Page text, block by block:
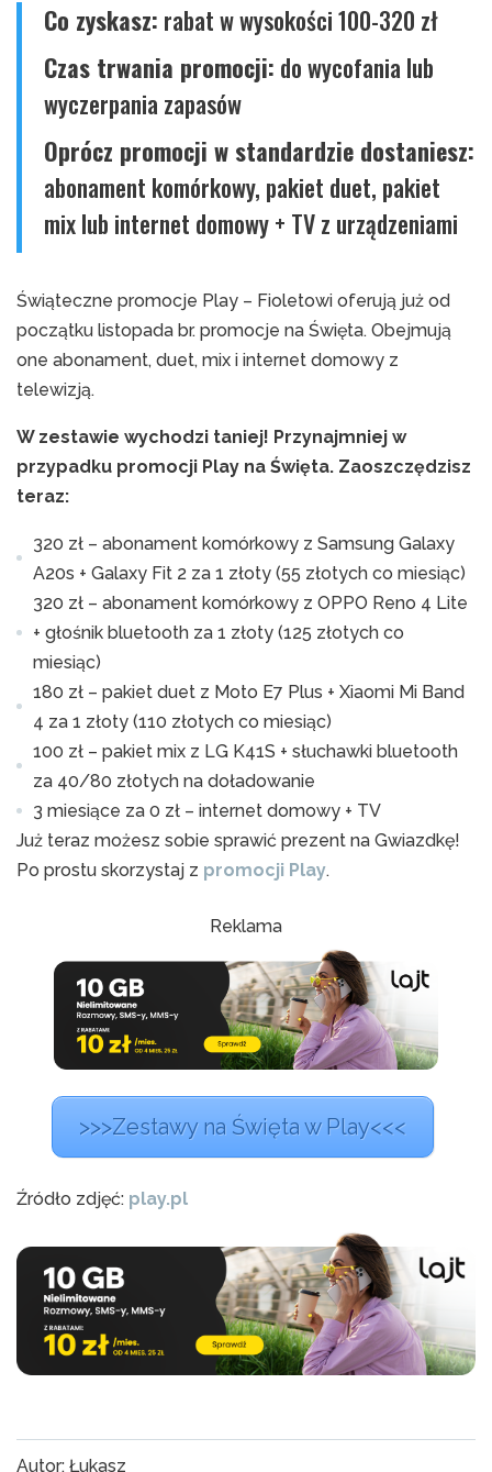
Co zyskasz: rabat w wysokości 100-320 zł
Czas trwania promocji: do wycofania lub
wyczerpania zapasów
Oprócz promocji w standardzie dostaniesz:
abonament komórkowy, pakiet duet, pakiet
mix lub internet domowy + TV z urządzeniami
Świąteczne promocje Play – Fioletowi oferują już od
początku listopada br. promocje na Święta. Obejmują
one abonament, duet, mix i internet domowy z
telewizją.
W zestawie wychodzi taniej! Przynajmniej w
przypadku promocji Play na Święta. Zaoszczędzisz
teraz:
320 zł – abonament komórkowy z Samsung Galaxy
A20s + Galaxy Fit 2 za 1 złoty (55 złotych co miesiąc)
320 zł – abonament komórkowy z OPPO Reno 4 Lite
+ głośnik bluetooth za 1 złoty (125 złotych co
miesiąc)
180 zł – pakiet duet z Moto E7 Plus + Xiaomi Mi Band
4 za 1 złoty (110 złotych co miesiąc)
100 zł – pakiet mix z LG K41S + słuchawki bluetooth
za 40/80 złotych na doładowanie
3 miesiące za 0 zł – internet domowy + TV
Już teraz możesz sobie sprawić prezent na Gwiazdkę!
Po prostu skorzystaj z promocji Play.
Reklama
>>>Zestawy na Święta w Play<<<
Źródło zdjęć: play.pl
Autor: Łukasz